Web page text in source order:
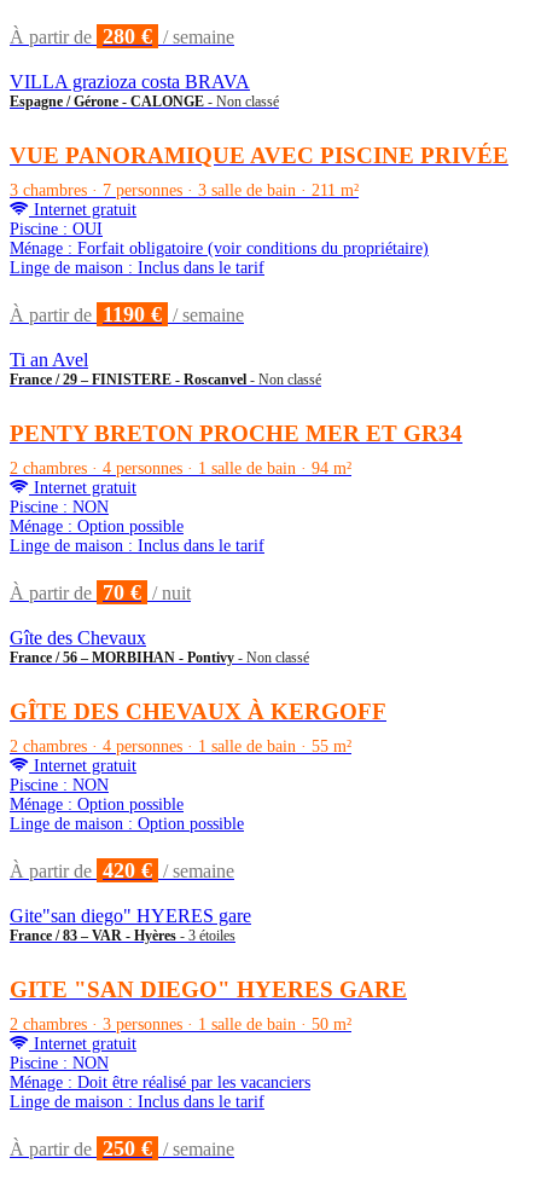
À partir de 280 € / semaine
VILLA grazioza costa BRAVA
Espagne / Gérone - CALONGE - Non classé
VUE PANORAMIQUE AVEC PISCINE PRIVÉE
3 chambres · 7 personnes · 3 salle de bain · 211 m²
Internet gratuit
Piscine : OUI
Ménage : Forfait obligatoire (voir conditions du propriétaire)
Linge de maison : Inclus dans le tarif
À partir de 1190 € / semaine
Ti an Avel
France / 29 – FINISTERE - Roscanvel - Non classé
PENTY BRETON PROCHE MER ET GR34
2 chambres · 4 personnes · 1 salle de bain · 94 m²
Internet gratuit
Piscine : NON
Ménage : Option possible
Linge de maison : Inclus dans le tarif
À partir de 70 € / nuit
Gîte des Chevaux
France / 56 – MORBIHAN - Pontivy - Non classé
GÎTE DES CHEVAUX À KERGOFF
2 chambres · 4 personnes · 1 salle de bain · 55 m²
Internet gratuit
Piscine : NON
Ménage : Option possible
Linge de maison : Option possible
À partir de 420 € / semaine
Gite"san diego" HYERES gare
France / 83 – VAR - Hyères - 3 étoiles
GITE "SAN DIEGO" HYERES GARE
2 chambres · 3 personnes · 1 salle de bain · 50 m²
Internet gratuit
Piscine : NON
Ménage : Doit être réalisé par les vacanciers
Linge de maison : Inclus dans le tarif
À partir de 250 € / semaine